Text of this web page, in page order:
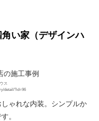
角い家（デザインハ
ス
detail/?id=96
ゃれな内装。シンプルか
。